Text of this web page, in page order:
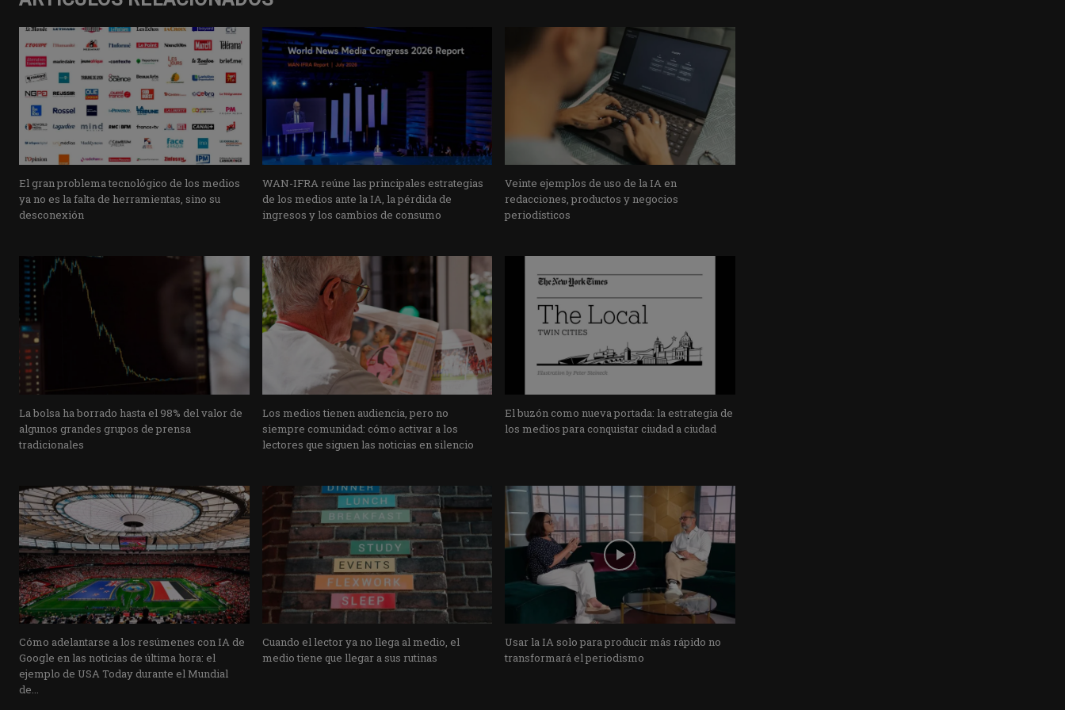
El gran problema tecnológico de los medios
ya no es la falta de herramientas, sino su
desconexión
WAN-IFRA reúne las principales estrategias
de los medios ante la IA, la pérdida de
ingresos y los cambios de consumo
Veinte ejemplos de uso de la IA en
redacciones, productos y negocios
periodísticos
La bolsa ha borrado hasta el 98% del valor de
algunos grandes grupos de prensa
tradicionales
Los medios tienen audiencia, pero no
siempre comunidad: cómo activar a los
lectores que siguen las noticias en silencio
El buzón como nueva portada: la estrategia de
los medios para conquistar ciudad a ciudad
Cómo adelantarse a los resúmenes con IA de
Google en las noticias de última hora: el
ejemplo de USA Today durante el Mundial
de...
Cuando el lector ya no llega al medio, el
medio tiene que llegar a sus rutinas
Usar la IA solo para producir más rápido no
transformará el periodismo